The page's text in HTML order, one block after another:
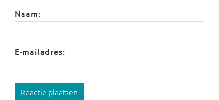
Naam:
E-mailadres:
Reactie plaatsen